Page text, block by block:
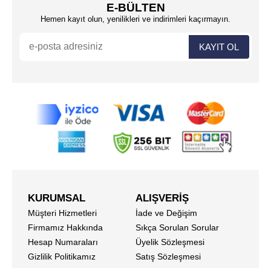
E-BÜLTEN
Hemen kayıt olun, yenilikleri ve indirimleri kaçırmayın.
KURUMSAL
Müşteri Hizmetleri
Firmamız Hakkında
Hesap Numaraları
Gizlilik Politikamız
ALIŞVERİŞ
İade ve Değişim
Sıkça Sorulan Sorular
Üyelik Sözleşmesi
Satış Sözleşmesi